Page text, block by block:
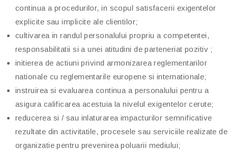
continua a procedurilor, in scopul satisfacerii exigentelor
explicite sau implicite ale clientilor;
cultivarea in randul personalului propriu a competentei,
responsabilitatii si a unei atitudini de parteneriat pozitiv ;
initierea de actiuni privind armonizarea reglementarilor
nationale cu reglementarile europene si internationale;
instruirea si evaluarea continua a personalului pentru a
asigura calificarea acestuia la nivelul exigentelor cerute;
reducerea si / sau inlaturarea impacturilor semnificative
rezultate din activitatile, procesele sau serviciile realizate de
organizatie pentru prevenirea poluarii mediului;